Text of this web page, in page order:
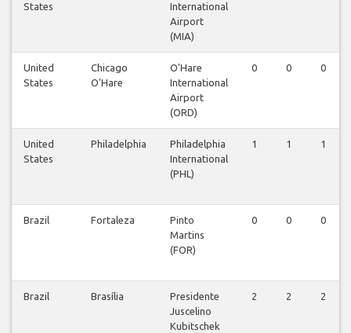
States
International
Airport
(MIA)
United
States
Chicago
O'Hare
O'Hare
International
Airport
(ORD)
0 0 0
United
States
Philadelphia
Philadelphia
International
(PHL)
1 1 1
Brazil Fortaleza
Pinto
Martins
(FOR)
0 0 0
Brazil Brasília
Presidente
Juscelino
Kubitschek
2 2 2